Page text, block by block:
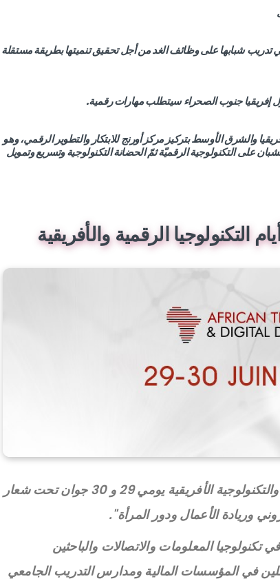
في تدريب شبابها على وظائف الغد من أجل تحقيق تنميتها بطريقة مستقلة
في منطقة إفريقيا والشرق الأوسط بتركيز مركز أورنج للابتكار والتطوير الرقمي، وهو
على التكنولوجية الرقميّة ثمّ الحضانة التكنولوجية وتسريع وتمويل
التكنولوجيا الرقمية والأفريقية
ستقام النسخة الأولى من حدث الأيام التقنية والتكنولوجية الأفريقية يومي 29 و 30 جوان تحت شعار
وريادة الأعمال ودور المرأة".
المعلومات والاتصالات والباحثين
في المؤسسات المالية ومدارس التدريب الجامعي